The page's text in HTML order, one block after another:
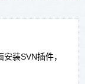
装SVN插件，